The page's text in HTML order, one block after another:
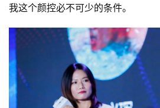
我这个颜控必不可少的条件。